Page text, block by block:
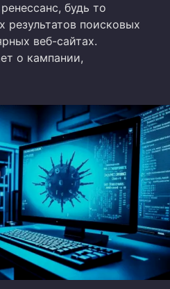
будь то
результатов поисковых
веб-сайтах.
о кампании,